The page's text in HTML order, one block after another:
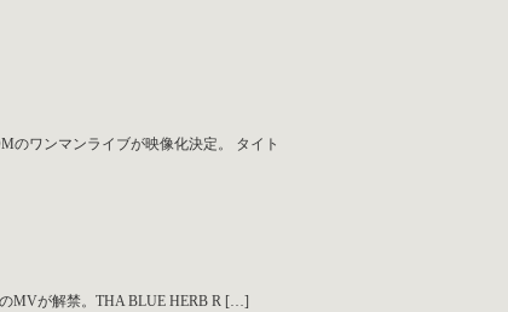
のワンマンライブが映像化決定。 タイト
MVが解禁。THA BLUE HERB R […]